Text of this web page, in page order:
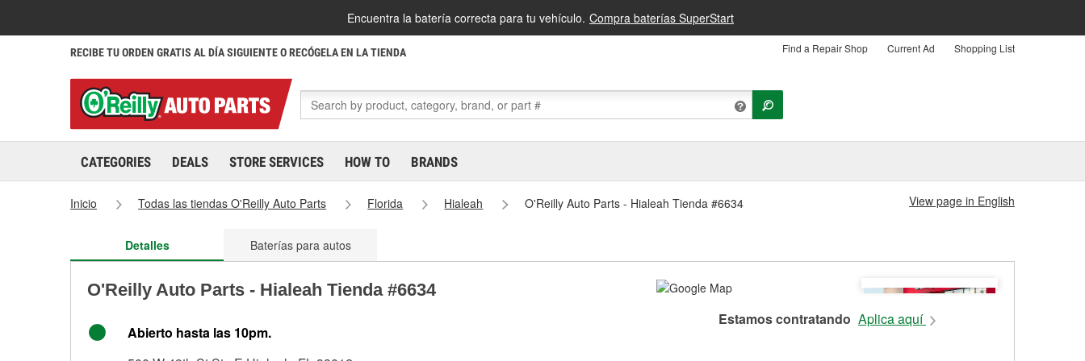
Encuentra la batería correcta para tu vehículo. Compra baterías SuperStart
RECIBE TU ORDEN GRATIS AL DÍA SIGUIENTE O RECÓGELA EN LA TIENDA Find a Repair Shop Current Ad Shopping List
CATEGORIES DEALS STORE SERVICES HOW TO BRANDS
Inicio Todas las tiendas O'Reilly Auto Parts Florida Hialeah O'Reilly Auto Parts - Hialeah Tienda #6634 View page in English
Detalles Baterías para autos
O'Reilly Auto Parts - Hialeah Tienda #6634
Abierto hasta las 10pm.
Estamos contratando Aplica aquí